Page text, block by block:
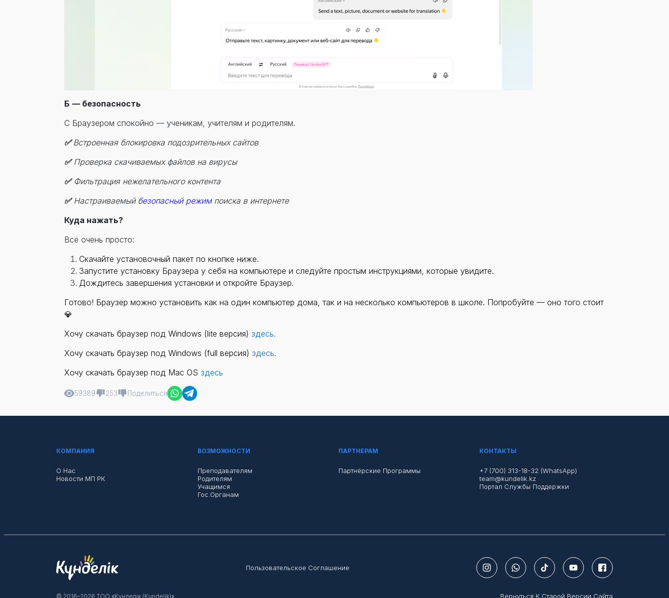
Б — безопасность
С Браузером спокойно — ученикам, учителям и родителям.
✅Встроенная блокировка подозрительных сайтов
✅ Проверка скачиваемых файлов на вирусы
✅ Фильтрация нежелательного контента
✅Настраиваемый безопасный режимпоиска в интернете
Куда нажать?
Всё очень просто:
Скачайте установочный пакет по кнопке ниже.
Запустите установку Браузера у себя на компьютере и следуйте простым инструкциями, которые увидите.
Дождитесь завершения установки и откройте Браузер.
Готово! Браузер можно установить как на один компьютер дома, так и на несколько компьютеров в школе. Попробуйте — оно того стоит
💎
Хочу скачать браузер под Windows (lite версия) здесь.
Хочу скачать браузер под Windows (full версия) здесь.
Хочу скачать браузер под Mac OS здесь
59389 253 Поделиться
КОМПАНИЯ
О Нас
Новости МП РК
ВОЗМОЖНОСТИ
Преподавателям
Родителям
Учащимся
Гос.органам
ПАРТНЕРАМ
Партнёрские Программы
КОНТАКТЫ
+7 (700) 313-18-32 (WhatsApp)
team@kundelik.kz
Портал Службы Поддержки
Пользовательское Соглашение
© 2016–2026 ТОО «Kүнделік (Kundelik)» Вернуться К Старой Версии Сайта